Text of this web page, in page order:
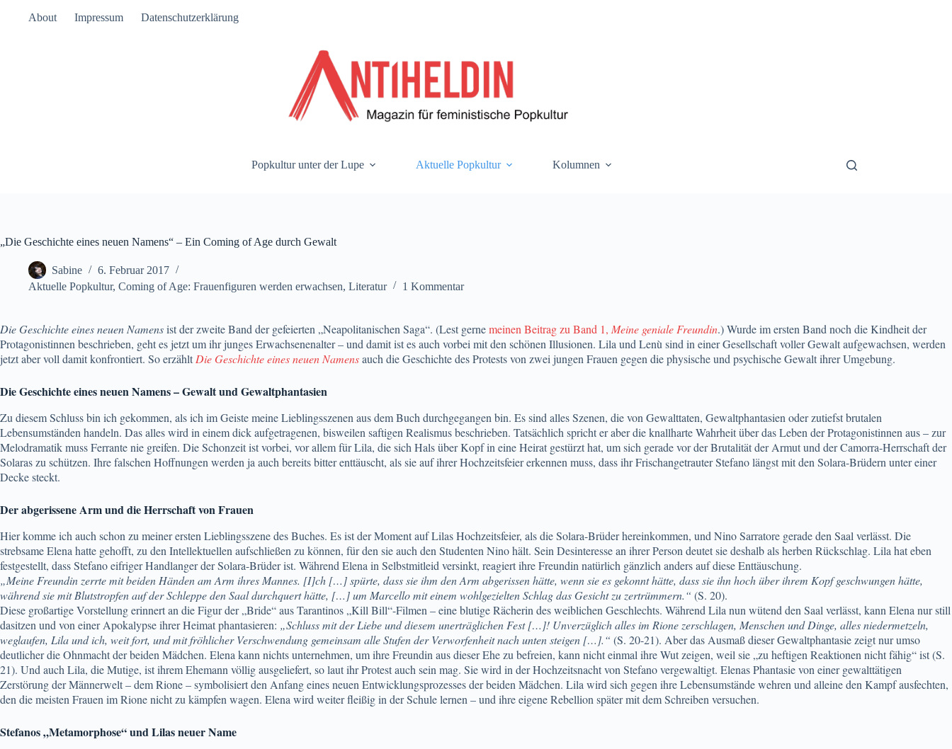
About Impressum Datenschutzerklärung
Popkultur unter der Lupe Aktuelle Popkultur Kolumnen
„Die Geschichte eines neuen Namens“ – Ein Coming of Age durch Gewalt
Sabine
6. Februar 2017
Aktuelle Popkultur, Coming of Age: Frauenfiguren werden erwachsen, Literatur 1 Kommentar
Die Geschichte eines neuen Namensist der zweite Band der gefeierten „Neapolitanischen Saga“. (Lest gernemeinen Beitrag zu Band 1, Meine geniale Freundin.) Wurde im ersten Band noch die Kindheit der
Protagonistinnen beschrieben, geht es jetzt um ihr junges Erwachsenenalter – und damit ist es auch vorbei mit den schönen Illusionen. Lila und Lenù sind in einer Gesellschaft voller Gewalt aufgewachsen, werden
jetzt aber voll damit konfrontiert. So erzählt Die Geschichte eines neuen Namensauch die Geschichte des Protests von zwei jungen Frauen gegen die physische und psychische Gewalt ihrer Umgebung.
Die Geschichte eines neuen Namens – Gewalt und Gewaltphantasien
Zu diesem Schluss bin ich gekommen, als ich im Geiste meine Lieblingsszenen aus dem Buch durchgegangen bin. Es sind alles Szenen, die von Gewalttaten, Gewaltphantasien oder zutiefst brutalen
Lebensumständen handeln. Das alles wird in einem dick aufgetragenen, bisweilen saftigen Realismus beschrieben. Tatsächlich spricht er aber die knallharte Wahrheit über das Leben der Protagonistinnen aus – zur
Melodramatik muss Ferrante nie greifen. Die Schonzeit ist vorbei, vor allem für Lila, die sich Hals über Kopf in eine Heirat gestürzt hat, um sich gerade vor der Brutalität der Armut und der Camorra-Herrschaft der
Solaras zu schützen. Ihre falschen Hoffnungen werden ja auch bereits bitter enttäuscht, als sie auf ihrer Hochzeitsfeier erkennen muss, dass ihr Frischangetrauter Stefano längst mit den Solara-Brüdern unter einer
Decke steckt.
Der abgerissene Arm und die Herrschaft von Frauen
Hier komme ich auch schon zu meiner ersten Lieblingsszene des Buches. Es ist der Moment auf Lilas Hochzeitsfeier, als die Solara-Brüder hereinkommen, und Nino Sarratore gerade den Saal verlässt. Die
strebsame Elena hatte gehofft, zu den Intellektuellen aufschließen zu können, für den sie auch den Studenten Nino hält. Sein Desinteresse an ihrer Person deutet sie deshalb als herben Rückschlag. Lila hat eben
festgestellt, dass Stefano eifriger Handlanger der Solara-Brüder ist. Während Elena in Selbstmitleid versinkt, reagiert ihre Freundin natürlich gänzlich anders auf diese Enttäuschung.
„Meine Freundin zerrte mit beiden Händen am Arm ihres Mannes. [I]ch […] spürte, dass sie ihm den Arm abgerissen hätte, wenn sie es gekonnt hätte, dass sie ihn hoch über ihrem Kopf geschwungen hätte,
während sie mit Blutstropfen auf der Schleppe den Saal durchquert hätte, […] um Marcello mit einem wohlgezielten Schlag das Gesicht zu zertrümmern.“ (S. 20).
Diese großartige Vorstellung erinnert an die Figur der „Bride“ aus Tarantinos „Kill Bill“-Filmen – eine blutige Rächerin des weiblichen Geschlechts. Während Lila nun wütend den Saal verlässt, kann Elena nur still
dasitzen und von einer Apokalypse ihrer Heimat phantasieren: „Schluss mit der Liebe und diesem unerträglichen Fest […]! Unverzüglich alles im Rione zerschlagen, Menschen und Dinge, alles niedermetzeln,
weglaufen, Lila und ich, weit fort, und mit fröhlicher Verschwendung gemeinsam alle Stufen der Verworfenheit nach unten steigen […].“ (S. 20-21). Aber das Ausmaß dieser Gewaltphantasie zeigt nur umso
deutlicher die Ohnmacht der beiden Mädchen. Elena kann nichts unternehmen, um ihre Freundin aus dieser Ehe zu befreien, kann nicht einmal ihre Wut zeigen, weil sie „zu heftigen Reaktionen nicht fähig“ ist (S.
21). Und auch Lila, die Mutige, ist ihrem Ehemann völlig ausgeliefert, so laut ihr Protest auch sein mag. Sie wird in der Hochzeitsnacht von Stefano vergewaltigt. Elenas Phantasie von einer gewalttätigen
Zerstörung der Männerwelt – dem Rione – symbolisiert den Anfang eines neuen Entwicklungsprozesses der beiden Mädchen. Lila wird sich gegen ihre Lebensumstände wehren und alleine den Kampf ausfechten,
den die meisten Frauen im Rione nicht zu kämpfen wagen. Elena wird weiter fleißig in der Schule lernen – und ihre eigene Rebellion später mit dem Schreiben versuchen.
Stefanos „Metamorphose“ und Lilas neuer Name